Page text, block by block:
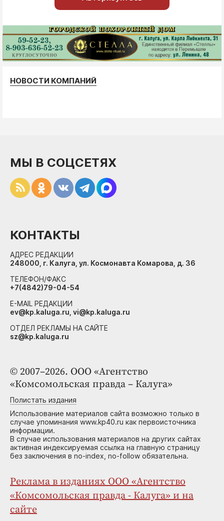
НОВОСТИ КОМПАНИЙ
© 2007–2026. ООО «Агентство
«Комсомольская правда – Калуга»
Полистать издания
Использование материалов сайта возможно только в
случае упоминания www.kp40.ru как первоисточника
информации.
В случае использования материалов на других сайтах
активная индексируемая ссылка на главную страницу
без заключения в no-index, no-follow обязательна.
Реклама в изданиях ООО «Агентство
«Комсомольская правда - Калуга» и на
сайте
МЫ В СОЦСЕТЯХ
КОНТАКТЫ
АДРЕС РЕДАКЦИИ
248000, г. Калуга, ул. Космонавта Комарова, д. 36
ТЕЛЕФОН/ФАКС
+7(4842)79-04-54
E-MAIL РЕДАКЦИИ
ev@kp.kaluga.ru, vi@kp.kaluga.ru
ОТДЕЛ РЕКЛАМЫ НА САЙТЕ
sz@kp.kaluga.ru